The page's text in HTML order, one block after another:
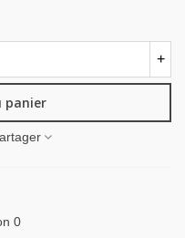
+
panier
0